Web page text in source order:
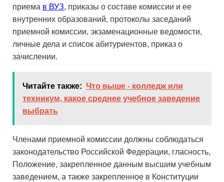
приема в ВУЗ, приказы о составе комиссии и ее
внутренних образований, протоколы заседаний
приемной комиссии, экзаменационные ведомости,
личные дела и список абитуриентов, приказ о
зачислении.
Читайте также: Что выше - колледж или
техникум, какое среднее учебное заведение
выбрать
Членами приемной комиссии должны соблюдаться
законодательство Российской Федерации, гласность,
Положение, закрепленное данным высшим учебным
заведением, а также закрепленное в Конституции